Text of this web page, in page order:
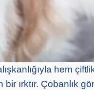
hem
ırktır. Çobanlık